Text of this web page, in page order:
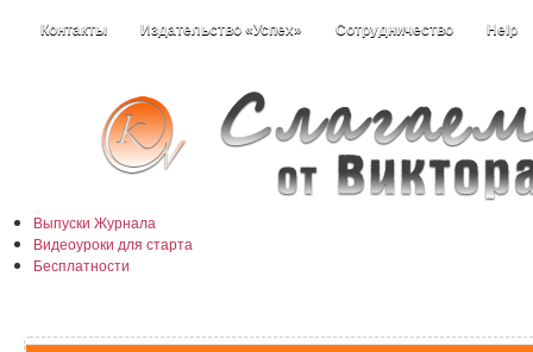
Контакты Издательство «Успех» Сотрудничество Help
Выпуски Журнала
Видеоуроки для старта
Бесплатности